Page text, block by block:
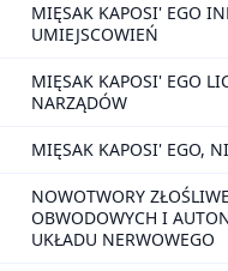
MIĘSAK KAPOSI' EGO
UMIEJSCOWIEŃ
MIĘSAK KAPOSI' EGO
NARZĄDÓW
MIĘSAK KAPOSI' EGO,
NOWOTWORY
OBWODOWYCH I
UKŁADU NERWOWEGO